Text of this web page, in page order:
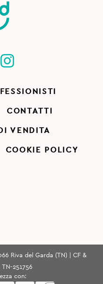
CONTATTI
VENDITA
COOKIE POLICY
Riva del Garda (TN) | CF &
TN-251756
con: